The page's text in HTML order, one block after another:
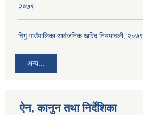
२०७९
विगु गाउँपालिका सार्वजनिक खरिद नियमावली, २०७९
अन्य...
ऐन, कानुन तथा निर्देशिका